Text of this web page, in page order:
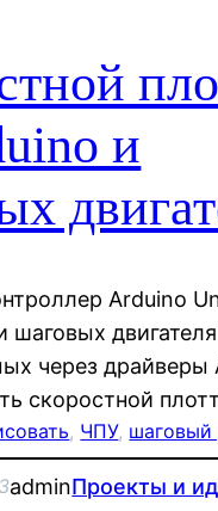
и
Arduino
через
скоростной
, ЧПУ, шаговый
adminПроекты и